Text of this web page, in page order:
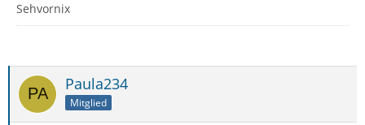
Sehvornix
Paula234
Mitglied